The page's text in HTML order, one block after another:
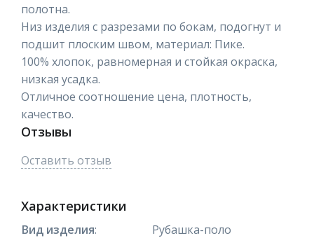
полотна.
Низ изделия с разрезами по бокам, подогнут и
подшит плоским швом, материал: Пике.
100% хлопок, равномерная и стойкая окраска,
низкая усадка.
Отличное соотношение цена, плотность,
качество.
Отзывы
Оставить отзыв
Характеристики
Вид изделия:
Рубашка-поло